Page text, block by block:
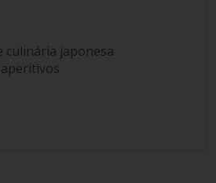
culinária japonesa